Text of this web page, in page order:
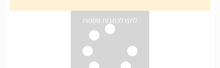
לחצו לכתבות נוספות